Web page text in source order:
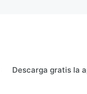
Descarga gratis la